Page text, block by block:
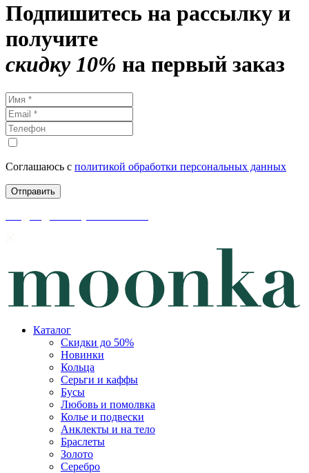
Подпишитесь на рассылку и
получите
скидку 10% на первый заказ
Соглашаюсь с политикой обработки персональных данных
Каталог
Скидки до 50%
Новинки
Кольца
Серьги и каффы
Бусы
Любовь и помолвка
Колье и подвески
Анклекты и на тело
Браслеты
Золото
Серебро